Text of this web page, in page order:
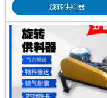
旋转供料器